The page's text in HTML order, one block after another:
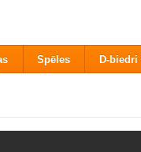
Spēles D-biedri